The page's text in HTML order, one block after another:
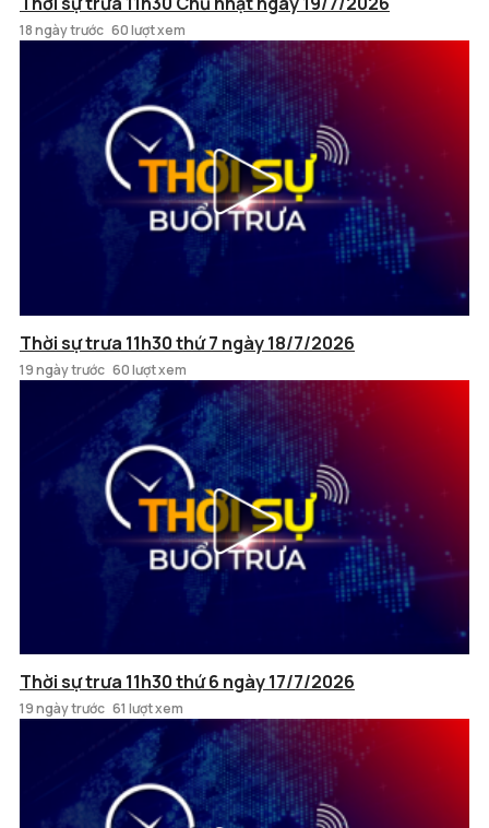
18 ngày trước 60 lượt xem
Thời sự trưa 11h30 thứ 7 ngày 18/7/2026
19 ngày trước 60 lượt xem
Thời sự trưa 11h30 thứ 6 ngày 17/7/2026
19 ngày trước 61 lượt xem